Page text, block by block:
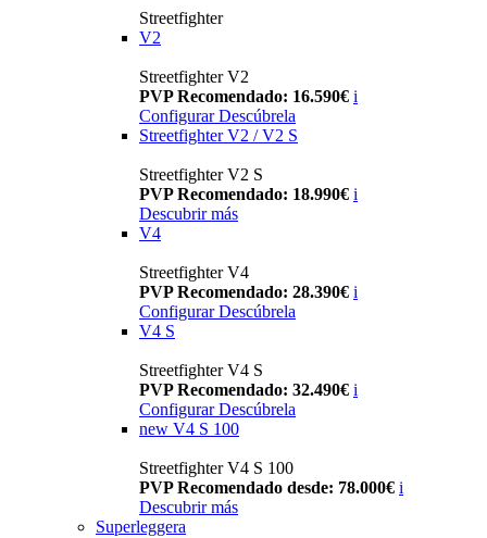
Streetfighter
V2
Streetfighter V2
PVP Recomendado: 16.590€ i
Configurar Descúbrela
Streetfighter V2 / V2 S
Streetfighter V2 S
PVP Recomendado: 18.990€ i
Descubrir más
V4
Streetfighter V4
PVP Recomendado: 28.390€ i
Configurar Descúbrela
V4 S
Streetfighter V4 S
PVP Recomendado: 32.490€ i
Configurar Descúbrela
new V4 S 100
Streetfighter V4 S 100
PVP Recomendado desde: 78.000€ i
Descubrir más
Superleggera